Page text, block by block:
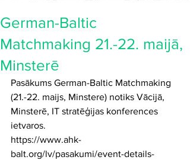
German-Baltic
Matchmaking 21.-22. maijā,
Minsterē
Pasākums German-Baltic Matchmaking
(21.-22. maijs, Minstere) notiks Vācijā,
Minsterē, IT stratēģijas konferences
ietvaros.
https://www.ahk-
balt.org/lv/pasakumi/event-details-